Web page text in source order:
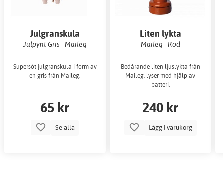
Julgranskula
Julpynt Gris - Maileg
Supersöt julgranskula i form av
en gris från Maileg.
65 kr
Se alla
Liten lykta
Maileg - Röd
Bedårande liten ljuslykta från
Maileg, lyser med hjälp av
batteri.
240 kr
Lägg i varukorg